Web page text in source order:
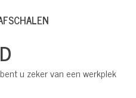
u zeker van een werkplek